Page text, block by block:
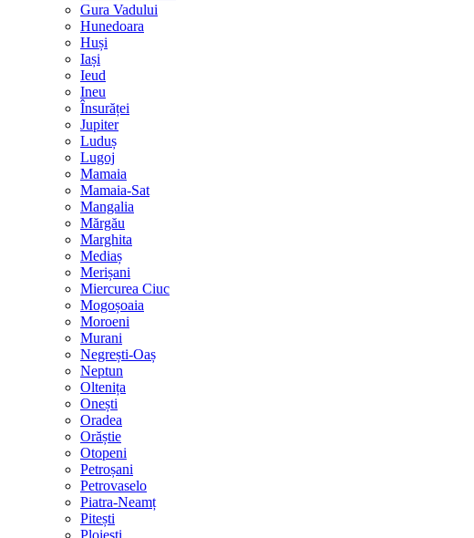
Gura Vadului
Hunedoara
Huși
Iași
Ieud
Ineu
Însurăței
Jupiter
Luduș
Lugoj
Mamaia
Mamaia-Sat
Mangalia
Mărgău
Marghita
Mediaș
Merișani
Miercurea Ciuc
Mogoșoaia
Moroeni
Murani
Negrești-Oaș
Neptun
Oltenița
Onești
Oradea
Orăștie
Otopeni
Petroșani
Petrovaselo
Piatra-Neamț
Pitești
Ploiești